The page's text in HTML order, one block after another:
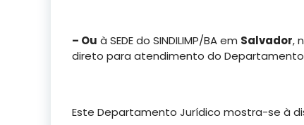
– Ou à SEDE do SINDILIMP/BA em Salvador,
direto para atendimento do
Este Departamento Jurídico mostra-se à